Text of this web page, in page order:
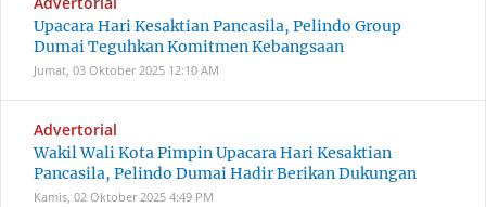
Upacara Hari Kesaktian Pancasila, Pelindo Group
Dumai Teguhkan Komitmen Kebangsaan
Jumat, 03 Oktober 2025 12:10 AM
Advertorial
Wakil Wali Kota Pimpin Upacara Hari Kesaktian
Pancasila, Pelindo Dumai Hadir Berikan Dukungan
Kamis, 02 Oktober 2025 4:49 PM